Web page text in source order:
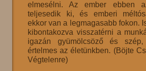
elmesélni. Az ember ebben
teljesedik ki, és emberi
ekkor van a legmagasabb fokon.
kibontakozva visszatérni a
igazán gyümölcsöző és
értelmes az életünkben. (Böjte
Végtelenre)